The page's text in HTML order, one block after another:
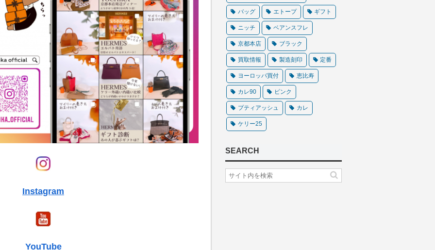
Instagram
YouTube
バッグ エトープ ギフト
ニッチ ベアンスフレ
京都本店 ブラック
買取情報 製造刻印 定番
ヨーロッパ買付 恵比寿
カレ90 ピンク
プティアッシュ カレ
ケリー25
SEARCH